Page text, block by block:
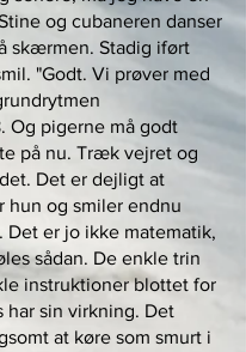
og cubaneren danser
skærmen. Stadig iført
"Godt. Vi prøver med
Og pigerne må godt
på nu. Træk vejret og
Det er dejligt at
hun og smiler endnu
Det er jo ikke matematik,
sådan. De enkle trin
instruktioner blottet for
har sin virkning. Det
at køre som smurt i